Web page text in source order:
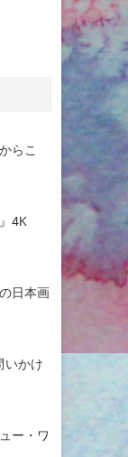
らこ
4K
日本画
いかけ
ー・ワ